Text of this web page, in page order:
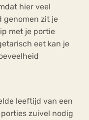
hier veel
genomen zit je
met je portie
eet kan je
leeftijd van een
zuivel nodig